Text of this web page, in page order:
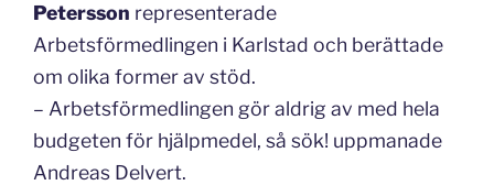
Petersson representerade
Arbetsförmedlingen i Karlstad och berättade
om olika former av stöd.
– Arbetsförmedlingen gör aldrig av med hela
budgeten för hjälpmedel, så sök! uppmanade
Andreas Delvert.